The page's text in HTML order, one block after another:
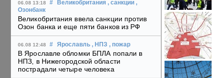
06.08 13:18 # Великобритания , санкции ,
Озонбанк
Великобритания ввела санкции против
Озон банка и еще пяти банков из РФ
06.08 12:48 # Ярославль , НПЗ , пожар
В Ярославле обломки БПЛА попали в
НПЗ, в Нижегородской области
пострадали четыре человека